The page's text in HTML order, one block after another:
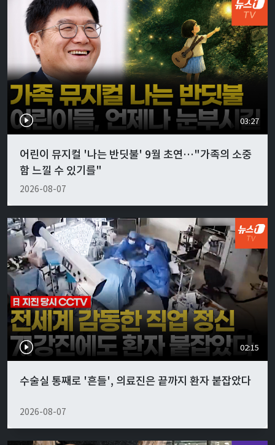
03:27
어린이 뮤지컬 '나는 반딧불' 9월 초연…"가족의 소중
함 느낄 수 있기를"
2026-08-07
02:15
수술실 통째로 '흔들', 의료진은 끝까지 환자 붙잡았다
2026-08-07